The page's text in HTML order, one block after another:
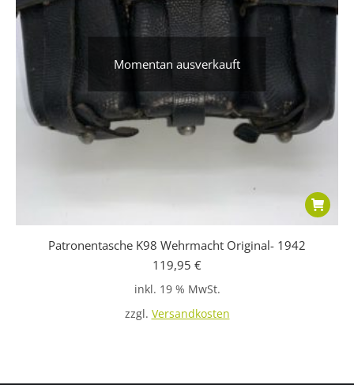
Momentan ausverkauft
Patronentasche K98 Wehrmacht Original- 1942
119,95 €
inkl. 19 % MwSt.
zzgl. Versandkosten